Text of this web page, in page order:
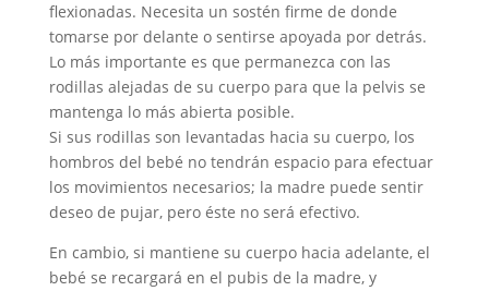
flexionadas. Necesita un sostén firme de donde
tomarse por delante o sentirse apoyada por detrás.
Lo más importante es que permanezca con las
rodillas alejadas de su cuerpo para que la pelvis se
mantenga lo más abierta posible.
Si sus rodillas son levantadas hacia su cuerpo, los
hombros del bebé no tendrán espacio para efectuar
los movimientos necesarios; la madre puede sentir
deseo de pujar, pero éste no será efectivo.
En cambio, si mantiene su cuerpo hacia adelante, el
bebé se recargará en el pubis de la madre, y